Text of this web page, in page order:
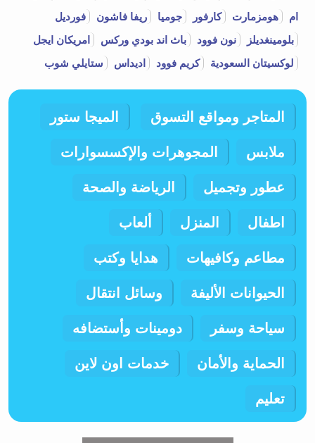
ام
هومزمارت كارفور جوميا ريفا فاشون
فورديل
بلومينغديلز
نون فوود باث اند بودي وركس
امريكان ايجل
لوكسيتان السعودية
كريم فوود اديداس ستايلي شوب
المتاجر ومواقع التسوق الميجا ستور
ملابس المجوهرات والإكسسوارات
عطور وتجميل الرياضة والصحة
اطفال المنزل ألعاب
مطاعم وكافيهات هدايا وكتب
الحيوانات الأليفة وسائل انتقال
سياحة وسفر دومينات وأستضافه
الحماية والأمان خدمات اون لاين
تعليم